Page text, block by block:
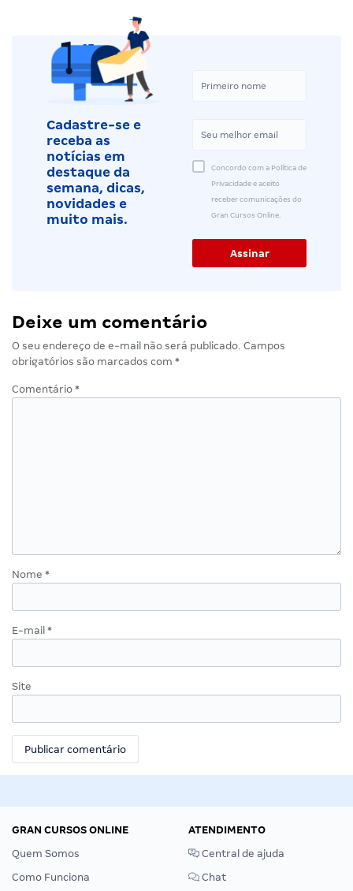
Cadastre-se e
receba as
notícias em
destaque da
semana, dicas,
novidades e
muito mais.
Concordo com a Política de
Privacidade e aceito
receber comunicações do
Gran Cursos Online.
Deixe um comentário
O seu endereço de e-mail não será publicado. Campos
obrigatórios são marcados com *
Comentário *
Nome *
E-mail *
Site
GRAN CURSOS ONLINE
Quem Somos
Como Funciona
ATENDIMENTO
Central de ajuda
Chat